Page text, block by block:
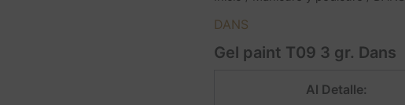
DANS
Gel paint T09 3 gr. Dans
Al Detalle: